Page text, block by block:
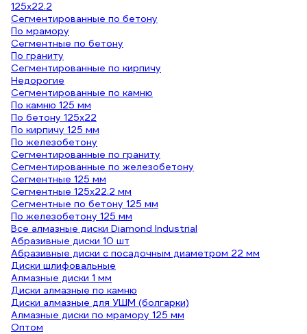
125х22.2
Сегментированные по бетону
По мрамору
Сегментные по бетону
По граниту
Сегментированные по кирпичу
Недорогие
Сегментированные по камню
По камню 125 мм
По бетону 125х22
По кирпичу 125 мм
По железобетону
Сегментированные по граниту
Сегментированные по железобетону
Сегментные 125 мм
Сегментные 125х22.2 мм
Сегментные по бетону 125 мм
По железобетону 125 мм
Все алмазные диски Diamond Industrial
Абразивные диски 10 шт
Абразивные диски с посадочным диаметром 22 мм
Диски шлифовальные
Алмазные диски 1 мм
Диски алмазные по камню
Диски алмазные для УШМ (болгарки)
Алмазные диски по мрамору 125 мм
Оптом